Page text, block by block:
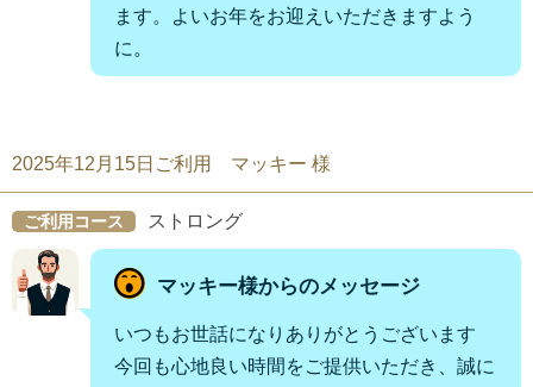
ます。よいお年をお迎えいただきますよう
に。
2025年12月15日ご利用 マッキー 様
ご利用コース ストロング
マッキー様からのメッセージ
いつもお世話になりありがとうございます
今回も心地良い時間をご提供いただき、誠に